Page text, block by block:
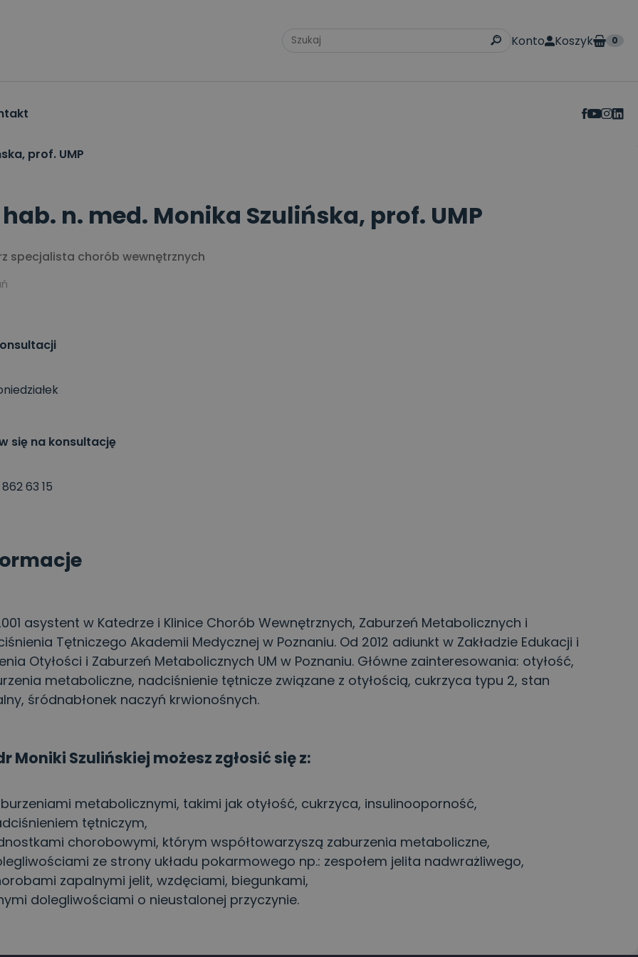
Konto Koszyk 0
prof. UMP
n. med. Monika Szulińska, prof. UMP
specjalista chorób wewnętrznych
się na konsultację
862 63 15
asystent w Katedrze i Klinice Chorób Wewnętrznych, Zaburzeń Metabolicznych i
Tętniczego Akademii Medycznej w Poznaniu. Od 2012 adiunkt w Zakładzie Edukacji i
Otyłości i Zaburzeń Metabolicznych UM w Poznaniu. Główne zainteresowania: otyłość,
metaboliczne, nadciśnienie tętnicze związane z otyłością, cukrzyca typu 2, stan
śródnabłonek naczyń krwionośnych.
Moniki Szulińskiej możesz zgłosić się z:
metabolicznymi, takimi jak otyłość, cukrzyca, insulinooporność,
tętniczym,
chorobowymi, którym współtowarzyszą zaburzenia metaboliczne,
ze strony układu pokarmowego np.: zespołem jelita nadwrażliwego,
zapalnymi jelit, wzdęciami, biegunkami,
dolegliwościami o nieustalonej przyczynie.